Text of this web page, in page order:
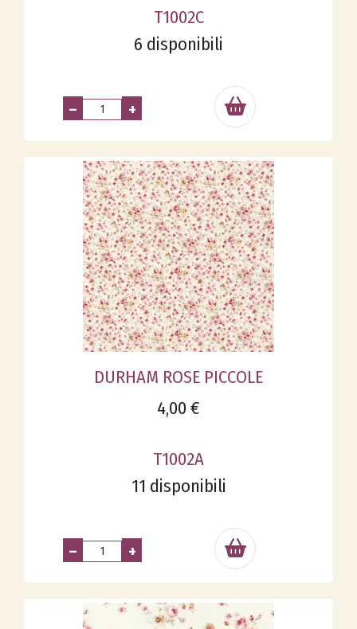
T1002C
6 disponibili
– +
DURHAM ROSE PICCOLE
4,00 €
T1002A
11 disponibili
– +